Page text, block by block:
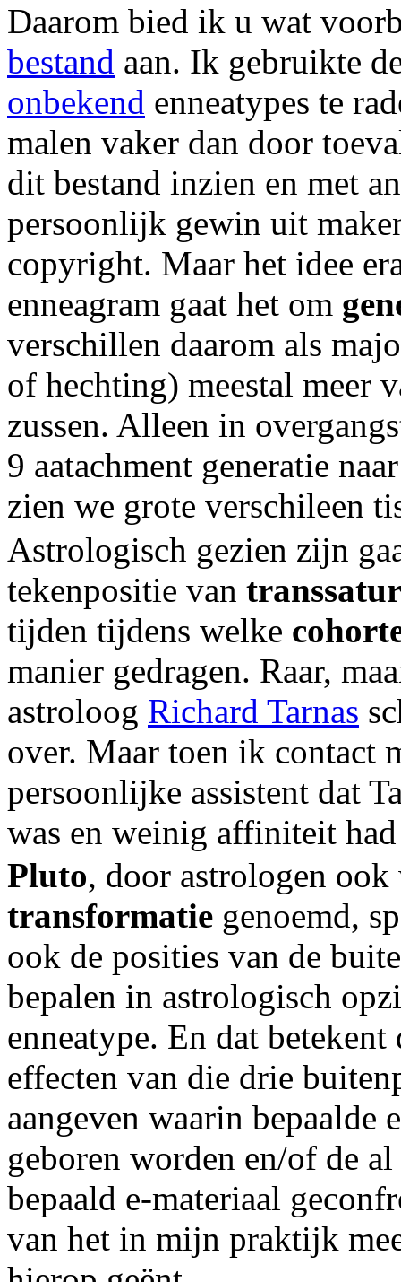
Daarom bied ik u wat
bestand aan. Ik gebruikte
onbekend enneatypes te
malen vaker dan door
dit bestand inzien en met
persoonlijk gewin uit
copyright. Maar het idee
enneagram gaat het om
verschillen daarom als
of hechting) meestal meer
zussen. Alleen in
9 aatachment generatie
zien we grote verschileen
Astrologisch gezien zijn
tekenpositie van
tijden tijdens welke
manier gedragen. Raar,
astroloog Richard Tarnas
over. Maar toen ik contact
persoonlijke assistent dat
was en weinig affiniteit
Pluto, door astrologen
transformatie genoemd,
ook de posities van de
bepalen in astrologisch
enneatype. En dat
effecten van die drie
aangeven waarin bepaalde
geboren worden en/of de
bepaald e-materiaal
van het in mijn praktijk